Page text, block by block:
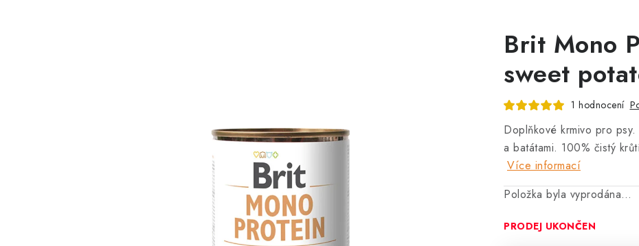
Brit Mono
sweet
1 hodnocení
Doplňkové krmivo pro
a batátami. 100% čistý
Více informací
Položka byla vyprodána…
PRODEJ UKONČEN